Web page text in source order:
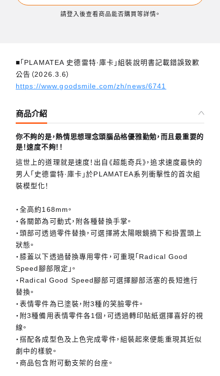
請登入後查看商品能否購買等詳情。
■「PLAMATEA 史德雷特·庫卡」組裝說明書記載錯誤致歉
公告（2026.3.6）
https://www.goodsmile.com/zh/news/6741
商品介紹
你不夠的是，熱情思想理念頭腦品格優雅勤勉，而且最重要的
是！速度不夠！！
這世上的道理就是速度！出自《超能奇兵》，追求速度最快的
男人「史德雷特·庫卡」於PLAMATEA系列衝擊性的首次組
裝模型化！
・全高約168mm。
・各關節為可動式，附各種替換手掌。
・頭部可透過零件替換，可選擇將太陽眼鏡摘下和掛置頭上
狀態。
・膝蓋以下透過替換專用零件，可重現「Radical Good
Speed腳部限定」。
・Radical Good Speed腳部可選擇腳部活塞的長短進行
替換。
・表情零件為已塗裝，附3種的笑臉零件。
・附3種備用表情零件各1個，可透過轉印貼紙選擇喜好的視
線。
・搭配各成型色及上色完成零件，組裝起來便能重現其近似
劇中的樣貌。
・商品包含附可動支架的台座。